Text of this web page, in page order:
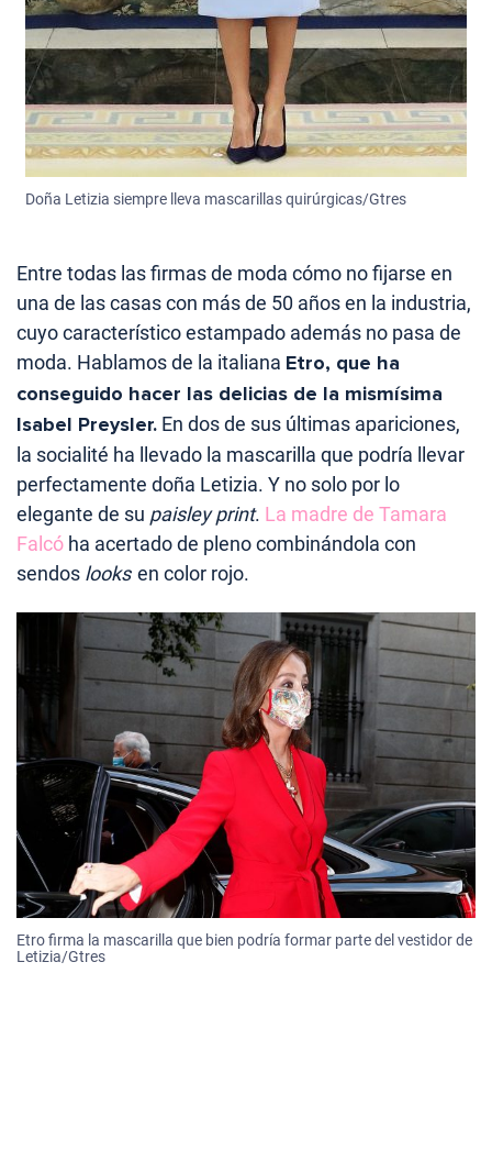
Doña Letizia siempre lleva mascarillas quirúrgicas/Gtres
Entre todas las firmas de moda cómo no fijarse en
una de las casas con más de 50 años en la industria,
cuyo característico estampado además no pasa de
moda. Hablamos de la italiana Etro, que ha
conseguido hacer las delicias de la mismísima
Isabel Preysler. En dos de sus últimas apariciones,
la socialité ha llevado la mascarilla que podría llevar
perfectamente doña Letizia. Y no solo por lo
elegante de su paisley print. La madre de Tamara
Falcó ha acertado de pleno combinándola con
sendos looks en color rojo.
Etro firma la mascarilla que bien podría formar parte del vestidor de
Letizia/Gtres